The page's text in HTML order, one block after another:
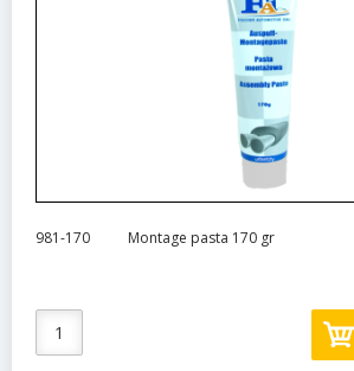
981-170 Montage pasta 170 gr